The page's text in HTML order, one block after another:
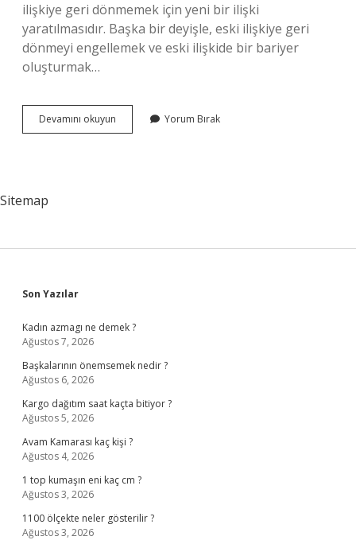
ilişkiye geri dönmemek için yeni bir ilişki
yaratılmasıdır. Başka bir deyişle, eski ilişkiye geri
dönmeyi engellemek ve eski ilişkide bir bariyer
oluşturmak…
Devamını okuyun
Ne
Yorum Bırak
Sitemap
Sidebar
Son Yazılar
Kadın azmagı ne demek ?
Ağustos 7, 2026
Başkalarının önemsemek nedir ?
Ağustos 6, 2026
Kargo dağıtım saat kaçta bitiyor ?
Ağustos 5, 2026
Avam Kamarası kaç kişi ?
Ağustos 4, 2026
1 top kumaşın eni kaç cm ?
Ağustos 3, 2026
1100 ölçekte neler gösterilir ?
Ağustos 3, 2026